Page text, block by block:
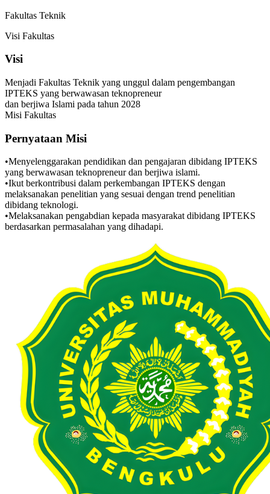
Fakultas Teknik
Visi Fakultas
Visi
Menjadi Fakultas Teknik yang unggul dalam pengembangan
IPTEKS yang berwawasan teknopreneur
dan berjiwa Islami pada tahun 2028
Misi Fakultas
Pernyataan Misi
•Menyelenggarakan pendidikan dan pengajaran dibidang IPTEKS
yang berwawasan teknopreneur dan berjiwa islami.
•Ikut berkontribusi dalam perkembangan IPTEKS dengan
melaksanakan penelitian yang sesuai dengan trend penelitian
dibidang teknologi.
•Melaksanakan pengabdian kepada masyarakat dibidang IPTEKS
berdasarkan permasalahan yang dihadapi.